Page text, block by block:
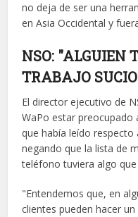
no deja de ser una
en Asia Occidental y
NSO: "ALGUIEN
TRABAJO
El director ejecutivo de
WaPo estar preocupado
que había leído respecto
negando que la lista de
teléfono tuviera algo
"Entendemos que, en
clientes pueden hacer